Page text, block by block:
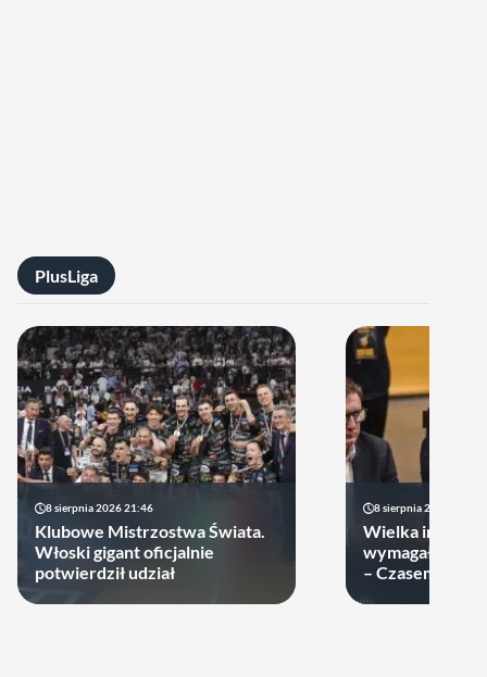
PlusLiga
8 sierpnia 2026 21:46
Klubowe Mistrzostwa Świata.
Włoski gigant oficjalnie
potwierdził udział
8 sierpnia 2026 19:22
Wielka impreza
wymagała
– Czasem